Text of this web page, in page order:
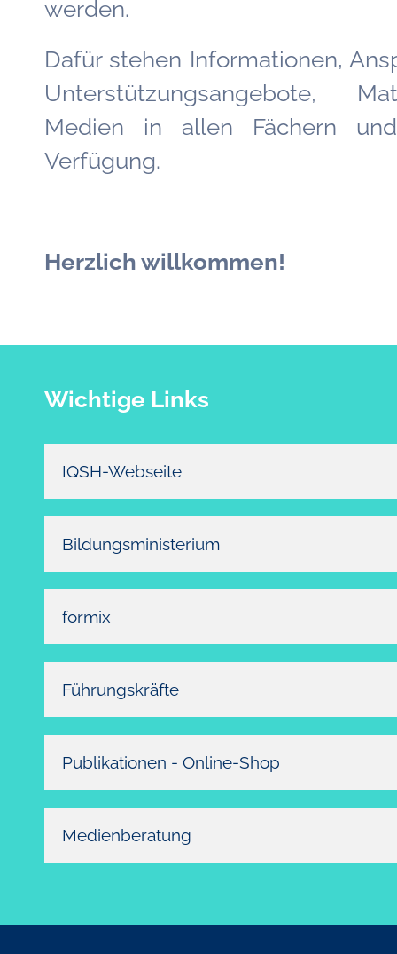
werden.
Dafür stehen Informationen,
Unterstützungsangebote,
Medien in allen Fächern
Verfügung.
Herzlich willkommen!
Wichtige Links
IQSH-Webseite
Bildungsministerium
formix
Führungskräfte
Publikationen - Online-Shop
Medienberatung